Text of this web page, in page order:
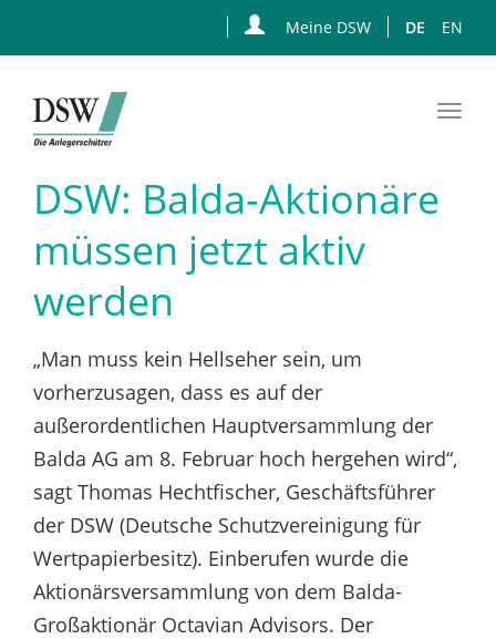
Hauptinhalt
springen
Meine DSW DE EN
DSW: Balda-Aktionäre
müssen jetzt aktiv
werden
„Man muss kein Hellseher sein, um
vorherzusagen, dass es auf der
außerordentlichen Hauptversammlung der
Balda AG am 8. Februar hoch hergehen wird“,
sagt Thomas Hechtfischer, Geschäftsführer
der DSW (Deutsche Schutzvereinigung für
Wertpapierbesitz). Einberufen wurde die
Aktionärsversammlung von dem Balda-
Großaktionär Octavian Advisors. Der